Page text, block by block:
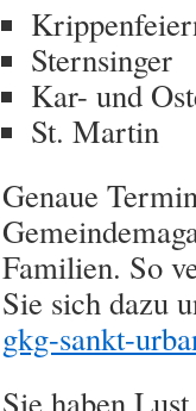
Sternsinger
Kar- und
St. Martin
Genaue
Familien. So
Sie sich dazu
gkg-sankt-
Sie haben